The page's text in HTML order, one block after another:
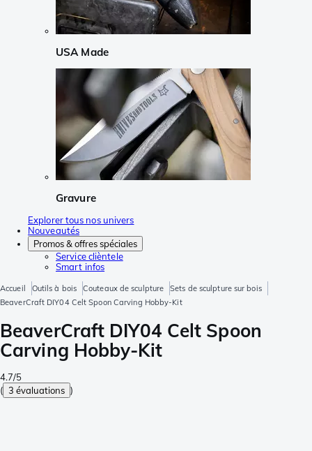
USA Made
Gravure
Explorer tous nos univers
Nouveautés
Promos & offres spéciales
Service clièntele
Smart infos
Accueil Outils à bois Couteaux de sculpture
Sets de sculpture sur bois
BeaverCraft DIY04 Celt Spoon Carving Hobby-Kit
BeaverCraft DIY04 Celt Spoon
Carving Hobby-Kit
4.7/5
( 3 évaluations )